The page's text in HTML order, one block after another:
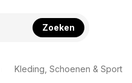
Zoeken
Kleding, Schoenen & Sport